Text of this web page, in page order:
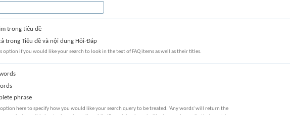
trong tiêu đề
trong Tiêu đề và nội dung Hỏi-Đáp
option if you would like your search to look in the text of FAQ items as well as their titles.
phrase
option here to specify how you would like your search query to be treated. 'Any words' will return the